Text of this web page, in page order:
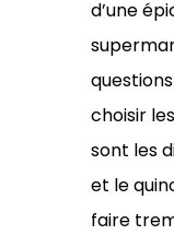
d’une
choisir
sont les
et le
faire